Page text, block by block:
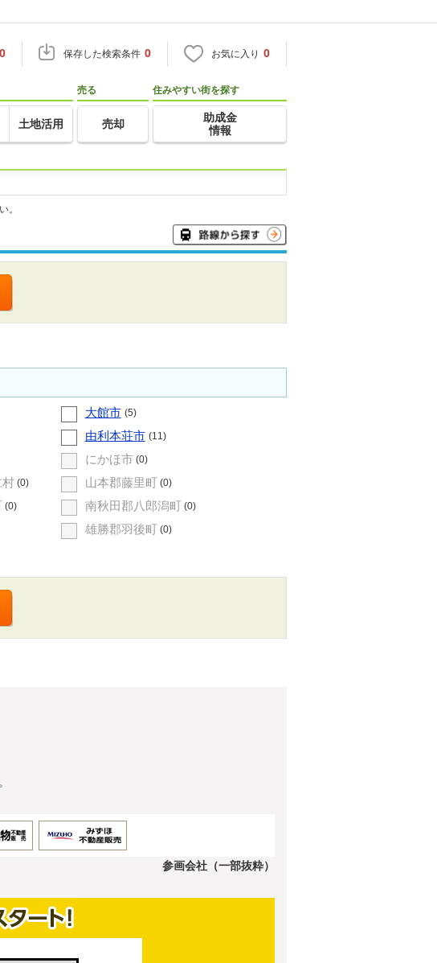
0 保存した検索条件 0 お気に入り 0
土地活用
売る
売却
住みやすい街を探す
助成金
情報
。
大館市 (5)
由利本荘市 (11)
にかほ市(0)
村(0) 山本郡藤里町 (0)
(0) 南秋田郡八郎潟町 (0)
雄勝郡羽後町 (0)
参画会社（一部抜粋）